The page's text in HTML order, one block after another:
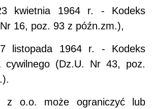
kwietnia 1964 r. - Kodeks
16, poz. 93 z późn.zm.),
listopada 1964 r. - Kodeks
cywilnego (Dz.U. Nr 43, poz.
z o.o. może ograniczyć lub